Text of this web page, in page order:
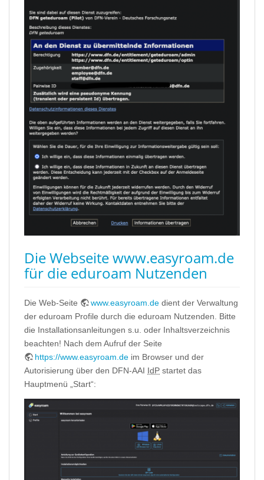
Die Webseite www.easyroam.de
für die eduroam Nutzenden
Die Web-Seite www.easyroam.de dient der Verwaltung
der eduroam Profile durch die eduroam Nutzenden. Bitte
die Installationsanleitungen s.u. oder Inhaltsverzeichnis
beachten! Nach dem Aufruf der Seite
https://www.easyroam.de im Browser und der
Autorisierung über den DFN-AAI IdP startet das
Hauptmenü „Start“: